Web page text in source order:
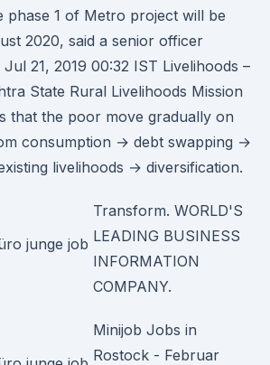
phase 1 of Metro project will be
2020, said a senior officer
21, 2019 00:32 IST Livelihoods –
State Rural Livelihoods Mission
that the poor move gradually on
consumption → debt swapping →
livelihoods → diversification.
Transform. WORLD'S
LEADING BUSINESS
INFORMATION
COMPANY.
Minijob Jobs in
Rostock - Februar